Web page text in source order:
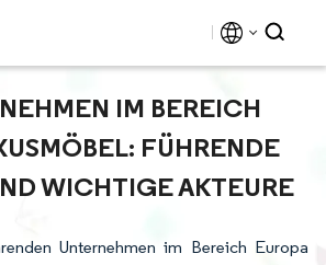
IM BEREICH
FÜHRENDE
WICHTIGE AKTEURE
Unternehmen im Bereich Europa